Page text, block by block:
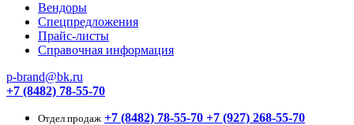
Вендоры
Спецпредложения
Прайс-листы
Справочная информация
p-brand@bk.ru
+7 (8482) 78-55-70
Отдел продаж +7 (8482) 78-55-70 +7 (927) 268-55-70